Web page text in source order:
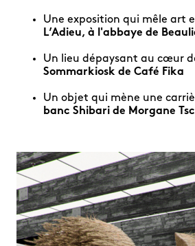
Une exposition qui mêle art
L’Adieu, à l'abbaye de
Un lieu dépaysant au cœur
Sommarkiosk de Café Fika
Un objet qui mène une
banc Shibari de Morgane